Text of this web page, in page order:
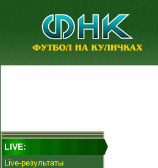
LIVE:
Live-результаты